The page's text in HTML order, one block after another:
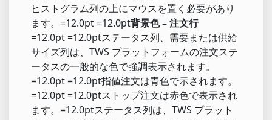
ヒストグラム列の上にマウスを置く必要があり
ます。=12.0pt =12.0pt背景色 – 注文行
=12.0pt =12.0ptステータス列、需要または供給
サイズ列は、TWS プラットフォームの注文ステ
ータスの一般的な色で強調表示されます。
=12.0pt =12.0pt指値注文は青色で示されます。
=12.0pt =12.0ptストップ注文は赤色で表示され
ます。=12.0ptステータス列は、TWS プラット